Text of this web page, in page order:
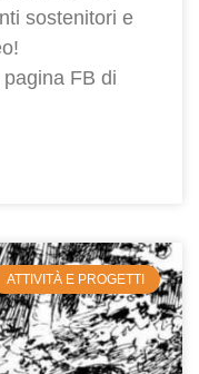
sostenitori e
FB di
ATTIVITÀ E PROGETTI